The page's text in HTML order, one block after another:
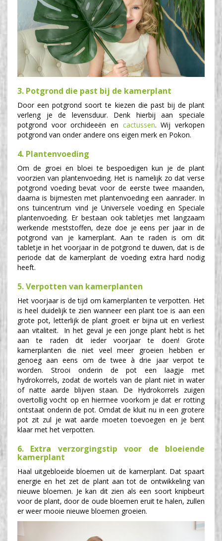
3. Potgrond die past bij de kamerplant
Door een potgrond soort te kiezen die past bij de plant
verleng je de levensduur. Denk hierbij aan speciale
potgrond voor orchideeën en cactussen. Wij verkopen
potgrond van onder andere ons eigen merk en Pokon.
4. Plantenvoeding
Om de groei en bloei te bespoedigen kun je de plant
voorzien van plantenvoeding. Het is namelijk zo dat verse
potgrond voeding bevat voor de eerste twee maanden,
daarna is bijmesten met plantenvoeding een aanrader. In
ons tuincentrum vind je Universele voeding en Speciale
plantenvoeding. Er bestaan ook tabletjes met langzaam
werkende meststoffen, deze doe je eens per jaar in de
potgrond van je kamerplant. Aan te raden is om dit
tabletje in het voorjaar in de potgrond te duwen, dat is de
periode dat de kamerplant de voeding extra hard nodig
heeft.
5. Verpotten van kamerplanten
Het voorjaar is de tijd om kamerplanten te verpotten. Het
is heel duidelijk te zien wanneer een plant toe is aan een
grote pot, letterlijk de plant groeit er bijna uit en verliest
aan vitaliteit. In het geval je een jonge plant hebt is het
aan te raden dit ieder voorjaar te doen! Grote
kamerplanten die niet veel meer groeien hebben er
genoeg aan eens om de twee à drie jaar verpot te
worden. Strooi onderin de pot een laagje met
hydrokorrels, zodat de wortels van de plant niet in water
of natte aarde blijven staan. De Hydrokorrels zuigen
overtollig vocht op en hiermee voorkom je dat er rotting
ontstaat onderin de pot. Omdat de kluit nu in een grotere
pot zit zul je wat aarde moeten toevoegen en je bent
klaar met het verpotten.
6. Extra verzorgingstip voor de bloeiende
kamerplant
Haal uitgebloeide bloemen uit de kamerplant. Dat spaart
energie en het zet de plant aan tot de ontwikkeling van
nieuwe bloemen. Je kan dit zien als een soort knipbeurt
voor de plant, door de oude bloemen eruit te halen, zullen
er weer mooie nieuwe bloemen groeien.